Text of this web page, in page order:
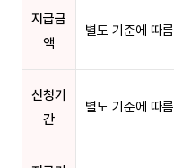
지급금
액
별도 기준에 따름
신청기
간
별도 기준에 따름